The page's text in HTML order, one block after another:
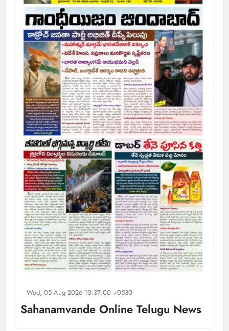
Wed, 05 Aug 2026 10:37:00 +0530
Sahanamvande Online Telugu News